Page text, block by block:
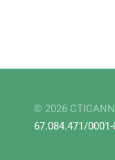
© 2026
67.084.471/0001-